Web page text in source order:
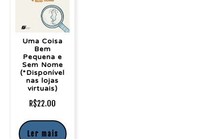
Uma Coisa
Bem
Pequena e
Sem Nome
(*Disponível
nas lojas
virtuais)
R$22.00
Ler mais